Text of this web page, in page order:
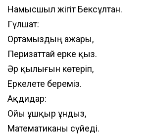
Намысшыл жігіт Бексұлтан.
Гүлшат:
Ортамыздың ажары,
Перизаттай ерке қыз.
Әр қылығын көтеріп,
Еркелете береміз.
Ақдидар:
Ойы ұшқыр Құндыз,
Математиканы сүйеді.